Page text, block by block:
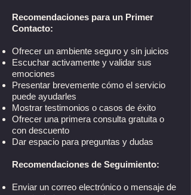
Recomendaciones para un Primer
Contacto:
Ofrecer un ambiente seguro y sin juicios
Escuchar activamente y validar sus
emociones
Presentar brevemente cómo el servicio
puede ayudarles
Mostrar testimonios o casos de éxito
Ofrecer una primera consulta gratuita o
con descuento
Dar espacio para preguntas y dudas
Recomendaciones de Seguimiento:
Enviar un correo electrónico o mensaje de